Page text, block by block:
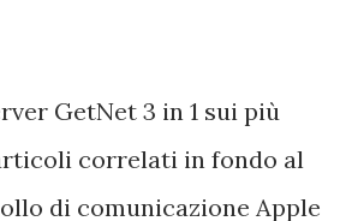
for Windows Pagina
GetNet 3 in 1 sui più
correlati in fondo al
di comunicazione Apple